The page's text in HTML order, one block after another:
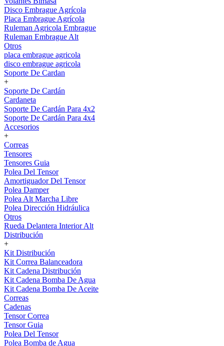
Disco Embrague Agrícola
Placa Embrague Agrícola
Ruleman Agricola Embrague
Ruleman Embrague Alt
Otros
placa embrague agricola
disco embrague agricola
Soporte De Cardan
+
Soporte De Cardán
Cardaneta
Soporte De Cardán Para 4x2
Soporte De Cardán Para 4x4
Accesorios
+
Correas
Tensores
Tensores Guia
Polea Del Tensor
Amortiguador Del Tensor
Polea Damper
Polea Alt Marcha Libre
Polea Dirección Hidráulica
Otros
Rueda Delantera Interior Alt
Distribución
+
Kit Distribución
Kit Correa Balanceadora
Kit Cadena Distribución
Kit Cadena Bomba De Agua
Kit Cadena Bomba De Aceite
Correas
Cadenas
Tensor Correa
Tensor Guia
Polea Del Tensor
Polea Bomba de Agua